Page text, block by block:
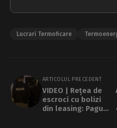
Lucrari Termoficare
ARTICOLUL PRECEDENT
VIDEO | Rețea de
escroci cu bolizi
din leasing: Pagubă